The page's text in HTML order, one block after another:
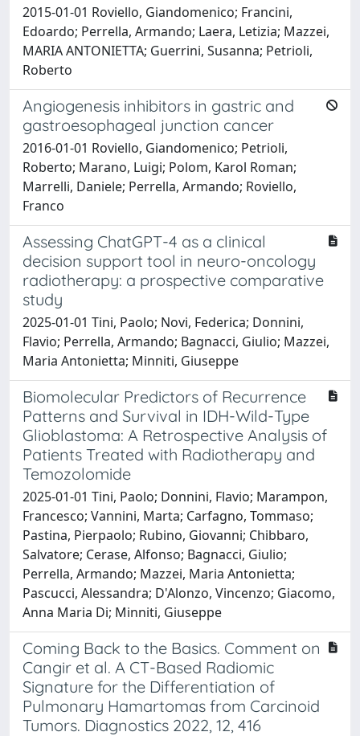
2015-01-01 Roviello, Giandomenico; Francini,
Edoardo; Perrella, Armando; Laera, Letizia; Mazzei,
MARIA ANTONIETTA; Guerrini, Susanna; Petrioli,
Roberto
Angiogenesis inhibitors in gastric and
gastroesophageal junction cancer
2016-01-01 Roviello, Giandomenico; Petrioli,
Roberto; Marano, Luigi; Polom, Karol Roman;
Marrelli, Daniele; Perrella, Armando; Roviello,
Franco
Assessing ChatGPT-4 as a clinical
decision support tool in neuro-oncology
radiotherapy: a prospective comparative
study
2025-01-01 Tini, Paolo; Novi, Federica; Donnini,
Flavio; Perrella, Armando; Bagnacci, Giulio; Mazzei,
Maria Antonietta; Minniti, Giuseppe
Biomolecular Predictors of Recurrence
Patterns and Survival in IDH-Wild-Type
Glioblastoma: A Retrospective Analysis of
Patients Treated with Radiotherapy and
Temozolomide
2025-01-01 Tini, Paolo; Donnini, Flavio; Marampon,
Francesco; Vannini, Marta; Carfagno, Tommaso;
Pastina, Pierpaolo; Rubino, Giovanni; Chibbaro,
Salvatore; Cerase, Alfonso; Bagnacci, Giulio;
Perrella, Armando; Mazzei, Maria Antonietta;
Pascucci, Alessandra; D'Alonzo, Vincenzo; Giacomo,
Anna Maria Di; Minniti, Giuseppe
Coming Back to the Basics. Comment on
Cangir et al. A CT-Based Radiomic
Signature for the Differentiation of
Pulmonary Hamartomas from Carcinoid
Tumors. Diagnostics 2022, 12, 416